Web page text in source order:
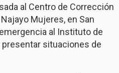
al Centro de Corrección
Mujeres, en San
al Instituto de
presentar situaciones de